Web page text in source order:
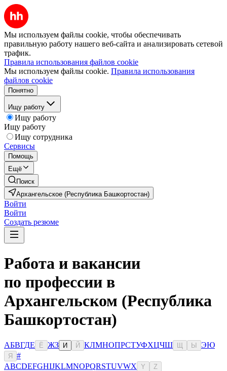
Мы используем файлы cookie, чтобы обеспечивать
правильную работу нашего веб-сайта и анализировать сетевой
трафик.
Правила использования файлов cookie
Мы используем файлы cookie. Правила использования
файлов cookie
Понятно
Ищу работу
Ищу работу
Ищу работу
Ищу сотрудника
Сервисы
Помощь
Ещё
Поиск
Архангельское (Республика Башкортостан)
Войти
Войти
Создать резюме
Работа и вакансии
по профессии в
Архангельском (Республика
Башкортостан)
АБВГДЕ Ё ЖЗ И Й КЛМНОПРСТУФХЦЧШ Ы ЭЮ
Я
#
ABCDEFGHIJKLMNOPQRSTUVWX Y Z